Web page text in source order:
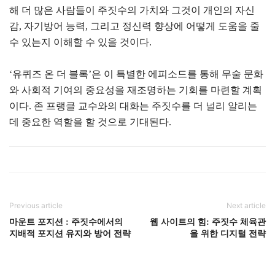
해 더 많은 사람들이 주짓수의 가치와 그것이 개인의 자신
감, 자기방어 능력, 그리고 정신력 향상에 어떻게 도움을 줄
수 있는지 이해할 수 있을 것이다.
‘유퀴즈 온 더 블록’은 이 특별한 에피소드를 통해 무술 문화
와 사회적 기여의 중요성을 재조명하는 기회를 마련할 계획
이다. 존 프랭클 교수와의 대화는 주짓수를 더 널리 알리는
데 중요한 역할을 할 것으로 기대된다.
Previous article
마운트 포지션 : 주짓수에서의
지배적 포지션 유지와 방어 전략
Next article
웹 사이트의 힘: 주짓수 체육관
을 위한 디지털 전략